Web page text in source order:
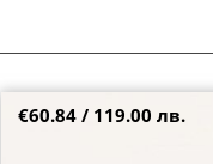
Комфортни дамски
€60.84 / 119.00 лв.